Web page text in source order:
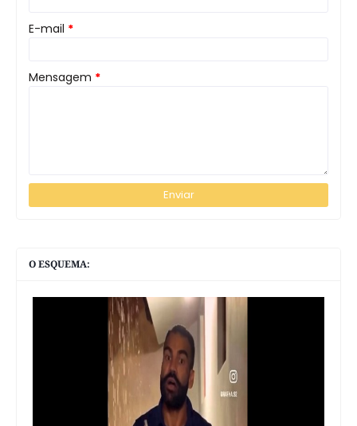
E-mail *
Mensagem *
O ESQUEMA: